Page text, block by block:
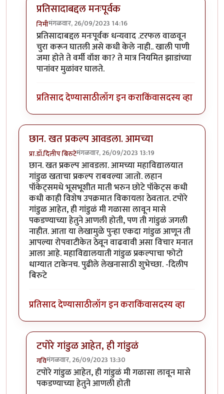
प्रतिसादाबद्दल मनःपूर्वक
निमीमंगळवार, 26/09/2023 14:16
In reply toछान लेख, आवडला!byटर्मीनेटर
प्रतिसादाबद्दल मनःपूर्वक धन्यवाद .टरफल वाळवून
चुरा करून घातली असे कधी केले नाही.. खाली पाणी
जमा होते ते वर्मी वॉश का? ते मात्र नियमित झाडांच्या
पानांवर मुळांवर घालते.
प्रतिसाद देण्यासाठीलॉग इन कराकिंवासदस्य व्हा
छान. खत प्रकल्प आवडला. आमच्या
प्रा.डॉ.दिलीप बिरुटेमंगळवार, 26/09/2023 13:19
छान. खत प्रकल्प आवडला. आमच्या महाविद्यालयात
गांडुळ खताचा प्रकल्प राबवल्या जातो. लहान
पॉकेट्समधे भूसभूशीत माती भरुन छोटे पॉकेट्स कधी
कधी काही विशेष उपक्रमात विकायला ठेवतात. टपोरे
गांडुळ आहेत, ही गांडुळं मी गळासा लावून मासे
पकडण्याच्या हेतुने आणली होती, पण ती गांडुळं जगली
नाहीत. आता या लेखामुळे पुन्हा एकदा गांडुळ आणून ती
आपल्या रोपवाटीकेत ठेवून वाढवावी असा विचार मनात
आला आहे. महाविद्यालयाती गांडुळ प्रकल्पाचा फोटो
धाग्यात टाकेनच. पुढीले लेखनासाठी शुभेच्छा. -दिलीप
बिरुटे
प्रतिसाद देण्यासाठीलॉग इन कराकिंवासदस्य व्हा
टपोरे गांडुळ आहेत, ही गांडुळं
गविमंगळवार, 26/09/2023 13:30
In reply toछान. खत प्रकल्प आवडला. आमच्याby
टपोरे गांडुळ आहेत, ही गांडुळं मी गळासा लावून मासे
पकडण्याच्या हेतुने आणली होती